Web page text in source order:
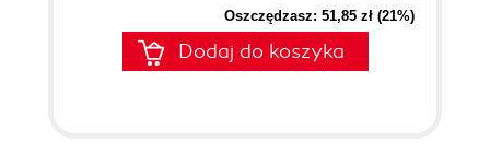
Oszczędzasz: 51,85 zł (21%)
Dodaj do koszyka